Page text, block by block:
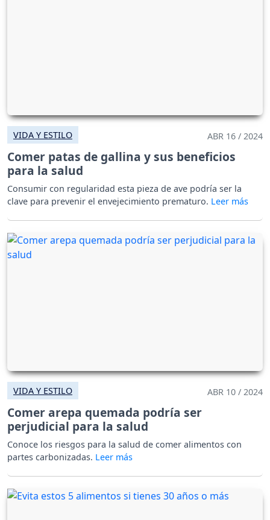
VIDA Y ESTILO ABR 16 / 2024
Comer patas de gallina y sus beneficios
para la salud
Consumir con regularidad esta pieza de ave podría ser la
clave para prevenir el envejecimiento prematuro.
VIDA Y ESTILO ABR 10 / 2024
Comer arepa quemada podría ser
perjudicial para la salud
Conoce los riesgos para la salud de comer alimentos con
partes carbonizadas.